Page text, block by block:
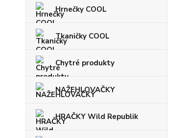
Hrnečky COOL
Tkaničky COOL
Chytré produkty
NAŽEHLOVAČKY
HRAČKY Wild Republik